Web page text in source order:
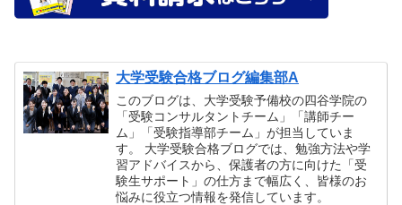
大学受験合格ブログ編集部A
このブログは、大学受験予備校の四谷学院の
「受験コンサルタントチーム」「講師チー
ム」「受験指導部チーム」が担当していま
す。 大学受験合格ブログでは、勉強方法や学
習アドバイスから、保護者の方に向けた「受
験生サポート」の仕方まで幅広く、皆様のお
悩みに役立つ情報を発信しています。